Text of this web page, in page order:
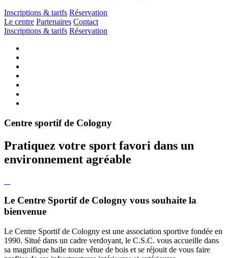
Inscriptions & tarifs Réservation
Le centre Partenaires Contact
Inscriptions & tarifs Réservation
Centre sportif de Cologny
Pratiquez votre sport favori dans un
environnement agréable
Le Centre Sportif de Cologny vous souhaite la
bienvenue
Le Centre Sportif de Cologny est une association sportive fondée en
1990. Situé dans un cadre verdoyant, le C.S.C. vous accueille dans
sa magnifique halle toute vêtue de bois et se réjouit de vous faire